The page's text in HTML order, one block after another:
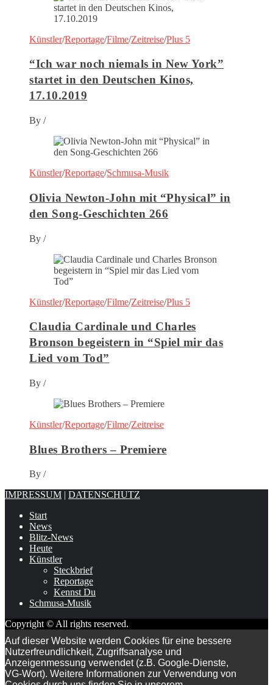
Künstler/Reportage/Filme/Zeitreise/Plus 5
“Ich war noch niemals in New York”
startet in den Deutschen Kinos,
17.10.2019
By /
Künstler/Reportage/Schmusa-Musik
Olivia Newton-John mit “Physical” in
den Song-Geschichten 266
By /
Künstler/Reportage/Filme/Zeitreise/Plus 5
Claudia Cardinale und Charles
Bronson begeistern in “Spiel mir das
Lied vom Tod”
By /
Künstler/Reportage/Filme/Zeitreise
Blues Brothers – Premiere
By /
IMPRESSUM
DATENSCHUTZ
Start
News
Blitz-News
Heute
Künstler
Steckbrief
Reportage
Kennst Du
Schmusa-Musik
Copyright © All rights reserved.
Auf dieser Website werden Cookies für eine bessere
Nutzerfreundlichkeit, Zugriffsanalyse und
Anzeigenmessung verwendet (z.B. Google-Dienste,
VG-Wort). Weitere Informationen zur Verwendung von